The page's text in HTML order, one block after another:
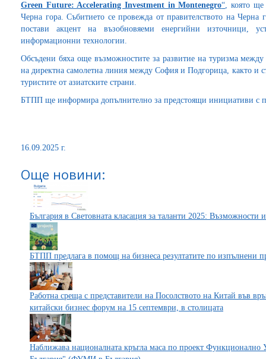
Green Future: Accelerating Investment in Montenegro“, която ще
Черна гора. Събитието се провежда от правителството на
постави акцент на възобновяеми енергийни източници,
информационни технологии.
Обсъдени бяха още възможностите за развитие на туризма между
на директна самолетна линия между София и Подгорица, както и
туристите от азиатските страни.
БТПП ще информира допълнително за предстоящи инициативи с
16.09.2025 г.
Още новини:
България в Световната класация за таланти 2025: Възможности
БТПП предлага в помощ на бизнеса резултатите по изпълнени
Работна среща с представители на Посолството на Китай във
китайски бизнес форум на 15 септември, в столицата
Наближава националната кръгла маса по проект